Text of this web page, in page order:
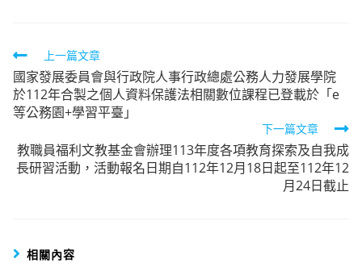
Read
more
articles
上一篇文章
國家發展委員會與行政院人事行政總處公務人力發展學院
於112年合製之個人資料保護法相關數位課程已登載於「e
等公務園+學習平臺」
下一篇文章
教職員福利文教基金會辦理113年度各項教育探索及自我成
長研習活動，活動報名日期自112年12月18日起至112年12
月24日截止
相關內容